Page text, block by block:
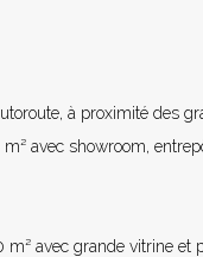
à proximité des
avec showroom,
avec grande vitrine et